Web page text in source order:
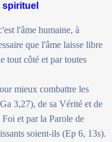
l'âme humaine, à
que l'âme laisse libre
tout côté et par toutes
mieux combattre les
3,27), de sa Vérité et de
et par la Parole de
soient-ils (Ep 6, 13s).